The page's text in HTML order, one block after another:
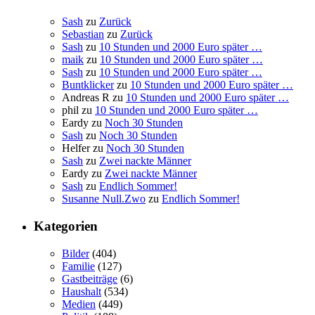
Sash zu Zurück
Sebastian zu Zurück
Sash zu 10 Stunden und 2000 Euro später …
maik zu 10 Stunden und 2000 Euro später …
Sash zu 10 Stunden und 2000 Euro später …
Buntklickerzu 10 Stunden und 2000 Euro später …
Andreas R zu 10 Stunden und 2000 Euro später …
phil zu 10 Stunden und 2000 Euro später …
Eardy zu Noch 30 Stunden
Sash zu Noch 30 Stunden
Helferzu Noch 30 Stunden
Sash zu Zwei nackte Männer
Eardy zu Zwei nackte Männer
Sash zu Endlich Sommer!
Susanne Null.Zwo zu Endlich Sommer!
Kategorien
Bilder(404)
Familie (127)
Gastbeiträge (6)
Haushalt (534)
Medien (449)